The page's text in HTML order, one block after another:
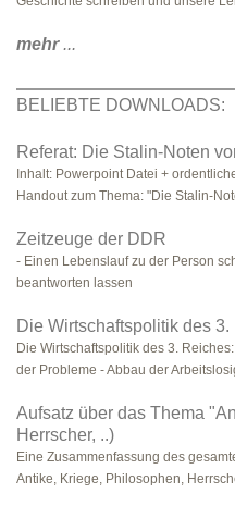
mehr...
BELIEBTE DOWNLOADS:
Referat: Die Stalin-Noten
Inhalt: Powerpoint Datei +
Handout zum Thema: "Die Stalin-
Zeitzeuge der DDR
- Einen Lebenslauf zu der Person
beantworten lassen
Die Wirtschaftspolitik des
Die Wirtschaftspolitik des 3.
der Probleme - Abbau der
Aufsatz über das Thema
Herrscher, ..)
Eine Zusammenfassung des
Antike, Kriege, Philosophen,